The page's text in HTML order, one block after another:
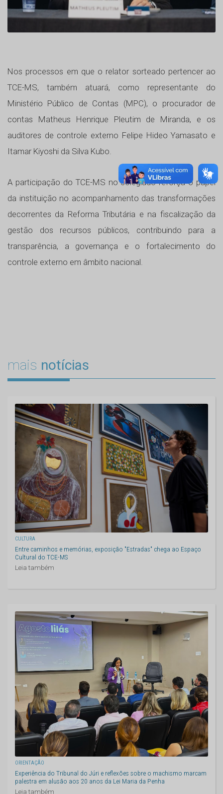
Nos processos em que o relator sorteado pertencer ao
TCE-MS, também atuará, como representante do
Ministério Público de Contas (MPC), o procurador de
contas Matheus Henrique Pleutim de Miranda, e os
auditores de controle externo Felipe Hideo Yamasato e
Itamar Kiyoshi da Silva Kubo.
A participação do TCE-MS no colegiado reforça o papel
da instituição no acompanhamento das transformações
decorrentes da Reforma Tributária e na fiscalização da
gestão dos recursos públicos, contribuindo para a
transparência, a governança e o fortalecimento do
controle externo em âmbito nacional.
mais notícias
CULTURA
Entre caminhos e memórias, exposição "Estradas" chega ao Espaço
Cultural do TCE-MS
Leia também
ORIENTAÇÃO
Experiência do Tribunal do Júri e reflexões sobre o machismo marcam
palestra em alusão aos 20 anos da Lei Maria da Penha
Leia também